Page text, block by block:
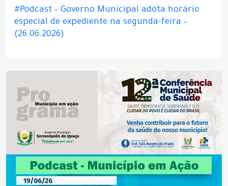
#Podcast – Governo Municipal adota horário
especial de expediente na segunda-feira –
(26.06.2026)